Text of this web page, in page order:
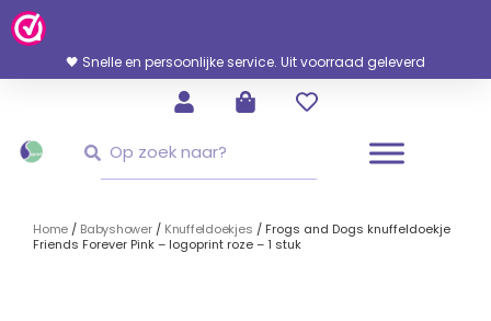
Ga
Naar
Inhoud
🖤 Snelle en persoonlijke service. Uit voorraad geleverd
Home / Babyshower/ Knuffeldoekjes / Frogs and Dogs knuffeldoekje
Friends Forever Pink – logoprint roze – 1 stuk